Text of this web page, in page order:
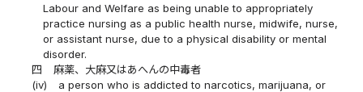
Labour and Welfare as being unable to appropriately
practice nursing as a public health nurse, midwife, nurse,
or assistant nurse, due to a physical disability or mental
disorder.
四
麻薬、大麻又はあへんの中毒者
(iv)
a person who is addicted to narcotics, marijuana, or